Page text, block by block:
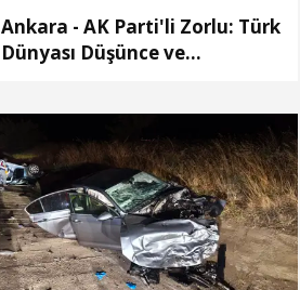
Ankara - AK Parti'li Zorlu: Türk
Dünyası Düşünce ve